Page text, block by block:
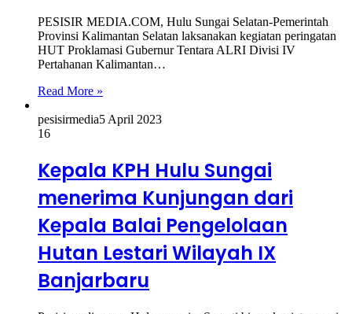
PESISIR MEDIA.COM, Hulu Sungai Selatan-Pemerintah
Provinsi Kalimantan Selatan laksanakan kegiatan peringatan
HUT Proklamasi Gubernur Tentara ALRI Divisi IV
Pertahanan Kalimantan…
Read More »
pesisirmedia5 April 2023
16
Kepala KPH Hulu Sungai
menerima Kunjungan dari
Kepala Balai Pengelolaan
Hutan Lestari Wilayah IX
Banjarbaru